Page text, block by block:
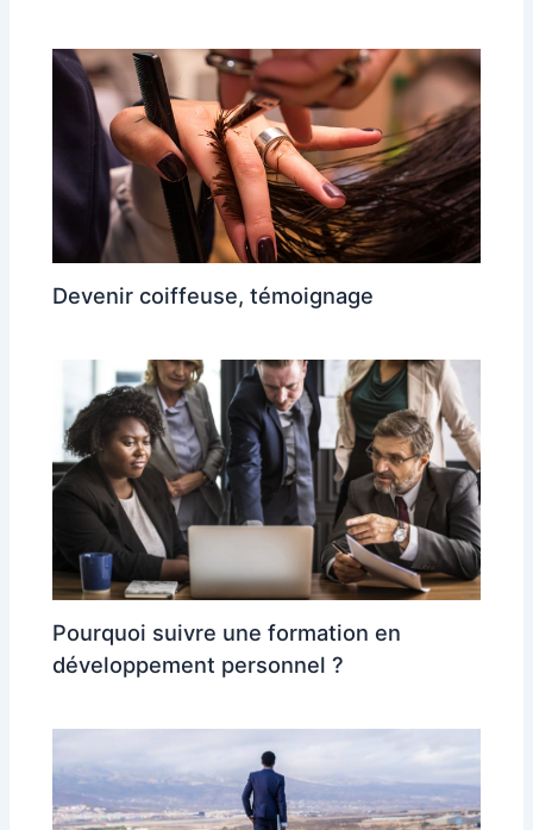
Devenir coiffeuse, témoignage
Pourquoi suivre une formation en
développement personnel ?